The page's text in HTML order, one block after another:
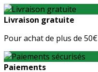
Livraison gratuite
Pour achat de plus de 50€
Paiements